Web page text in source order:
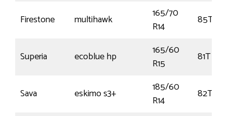
Firestone multihawk
165/70
R14
85T
Superia ecoblue hp
165/60
R15
81T
Sava eskimo s3+
185/60
R14
82T